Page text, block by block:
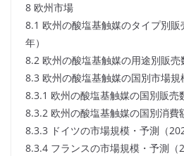
8 欧州市場
8.1 欧州の酸塩基触媒のタイプ別
年）
8.2 欧州の酸塩基触媒の用途別販売
8.3 欧州の酸塩基触媒の国別市場規
8.3.1 欧州の酸塩基触媒の国別販売
8.3.2 欧州の酸塩基触媒の国別消費
8.3.3 ドイツの市場規模・予測（
8.3.4 フランスの市場規模・予測（